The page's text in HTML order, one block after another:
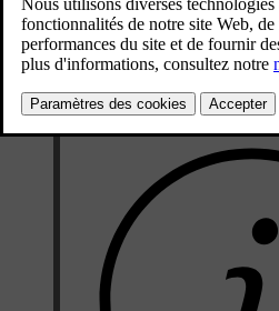
Mis à jour 04/04/2025
Ce paramètre est particulièrement
dans un endroit où des mouvements
exemple sur un ferry.